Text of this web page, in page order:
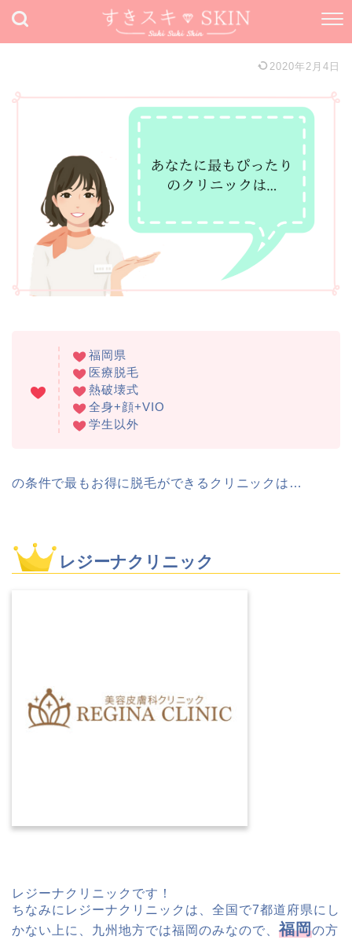
2020年2月4日
福岡県
医療脱毛
熱破壊式
全身+顔+VIO
学生以外
の条件で最もお得に脱毛ができるクリニックは…
レジーナクリニック
レジーナクリニックです！
ちなみにレジーナクリニックは、全国で7都道府県にし
かない上に、九州地方では福岡のみなので、福岡の方